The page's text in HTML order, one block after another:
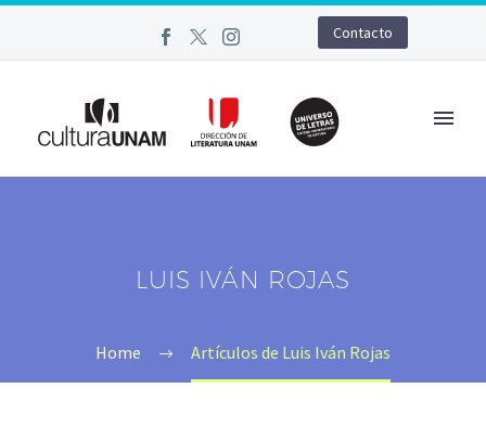
Contacto
LUIS IVÁN ROJAS
Home Artículos de Luis Iván Rojas